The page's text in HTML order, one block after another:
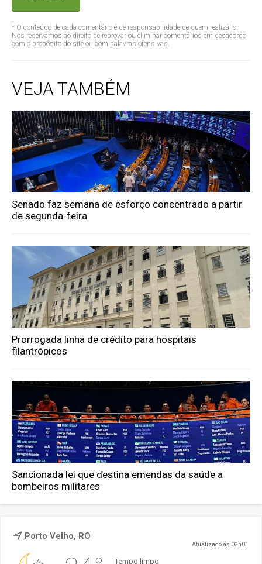
* O conteúdo de cada comentário é de responsabilidade de quem realizá-lo.
Nos reservamos ao direito de reprovar ou eliminar comentários em desacordo
com o propósito do site ou com palavras ofensivas.
VEJA TAMBÉM
Senado faz semana de esforço concentrado a partir
de segunda-feira
Prorrogada linha de crédito para hospitais
filantrópicos
Sancionada lei que destina emendas da saúde a
bombeiros militares
Porto Velho, RO
Atualizado às 02h01
Tempo limpo